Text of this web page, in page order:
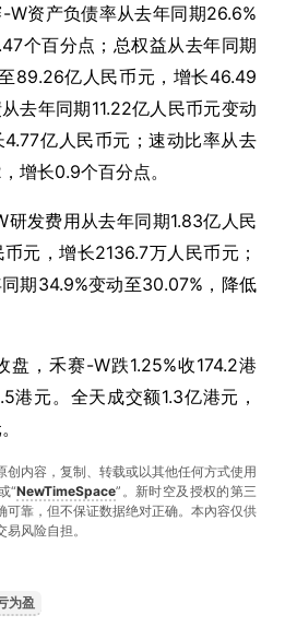
W资产负债率从去年同期26.6%
个百分点；总权益从去年同期
89.26亿人民币元，增长46.49
去年同期11.22亿人民币元变动
亿人民币元；速动比率从去
增长0.9个百分点。
发费用从去年同期1.83亿人民
元，增长2136.7万人民币元；
期34.9%变动至30.07%，降低
，禾赛-W跌1.25%收174.2港
港元。全天成交额1.3亿港元，
创内容，复制、转载或以其他任何方式使用
“NewTimeSpace”。新时空及授权的第三
可靠，但不保证数据绝对正确。本內容仅供
风险自担。
为盈